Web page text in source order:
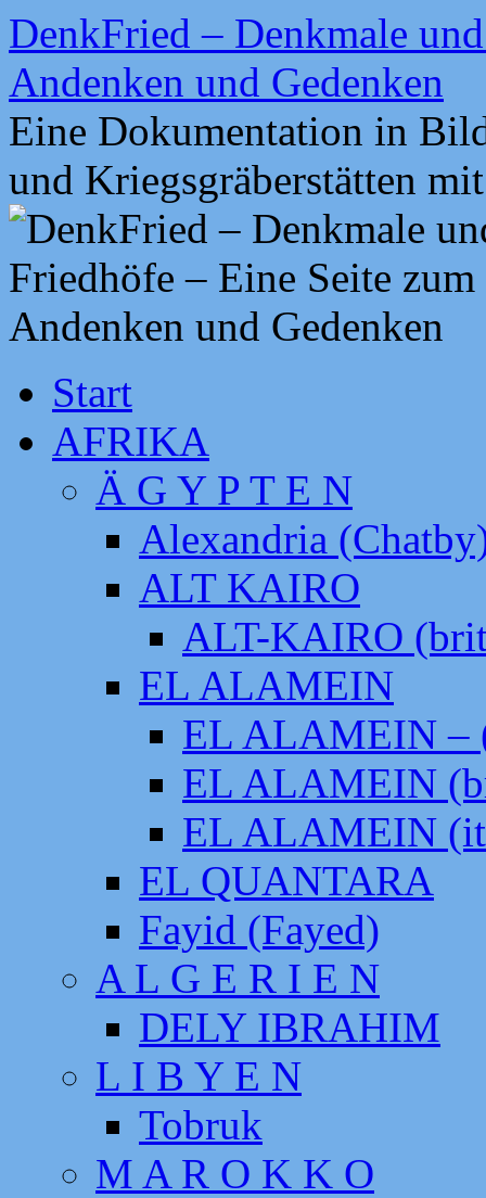
Zum
Inhalt
springen
DenkFried – Denkmale
Andenken und Gedenken
Eine Dokumentation in
und Kriegsgräberstätten
Start
AFRIKA
Ä G Y P T E N
Alexandria
ALT KAIRO
ALT-KAIRO
EL ALAMEIN
EL ALAMEIN –
EL ALAMEIN
EL ALAMEIN
EL QUANTARA
Fayid (Fayed)
A L G E R I E N
DELY IBRAHIM
L I B Y E N
Tobruk
M A R O K K O